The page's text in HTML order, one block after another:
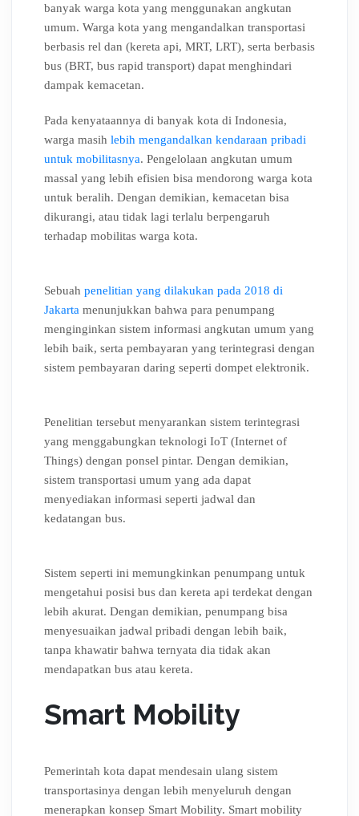
banyak warga kota yang menggunakan angkutan
umum. Warga kota yang mengandalkan transportasi
berbasis rel dan (kereta api, MRT, LRT), serta berbasis
bus (BRT, bus rapid transport) dapat menghindari
dampak kemacetan.
Pada kenyataannya di banyak kota di Indonesia,
warga masih lebih mengandalkan kendaraan pribadi
untuk mobilitasnya. Pengelolaan angkutan umum
massal yang lebih efisien bisa mendorong warga kota
untuk beralih. Dengan demikian, kemacetan bisa
dikurangi, atau tidak lagi terlalu berpengaruh
terhadap mobilitas warga kota.
Sebuah penelitian yang dilakukan pada 2018 di
Jakarta menunjukkan bahwa para penumpang
menginginkan sistem informasi angkutan umum yang
lebih baik, serta pembayaran yang terintegrasi dengan
sistem pembayaran daring seperti dompet elektronik.
Penelitian tersebut menyarankan sistem terintegrasi
yang menggabungkan teknologi IoT (Internet of
Things) dengan ponsel pintar. Dengan demikian,
sistem transportasi umum yang ada dapat
menyediakan informasi seperti jadwal dan
kedatangan bus.
Sistem seperti ini memungkinkan penumpang untuk
mengetahui posisi bus dan kereta api terdekat dengan
lebih akurat. Dengan demikian, penumpang bisa
menyesuaikan jadwal pribadi dengan lebih baik,
tanpa khawatir bahwa ternyata dia tidak akan
mendapatkan bus atau kereta.
Smart Mobility
Pemerintah kota dapat mendesain ulang sistem
transportasinya dengan lebih menyeluruh dengan
menerapkan konsep Smart Mobility. Smart mobility